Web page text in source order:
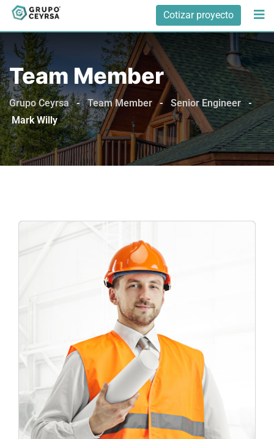
Cotizar proyecto
Team Member
Grupo Ceyrsa - Team Member - Senior Engineer -
Mark Willy